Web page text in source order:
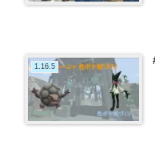
1.16.5